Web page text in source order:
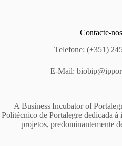
Contacte-nos
Telefone: (+351)
E-Mail:
A Business Incubator of
Politécnico de Portalegre dedicada à
projetos, predominantemente